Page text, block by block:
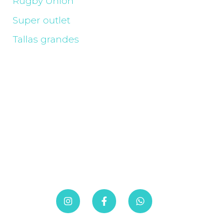
Super outlet
Tallas grandes